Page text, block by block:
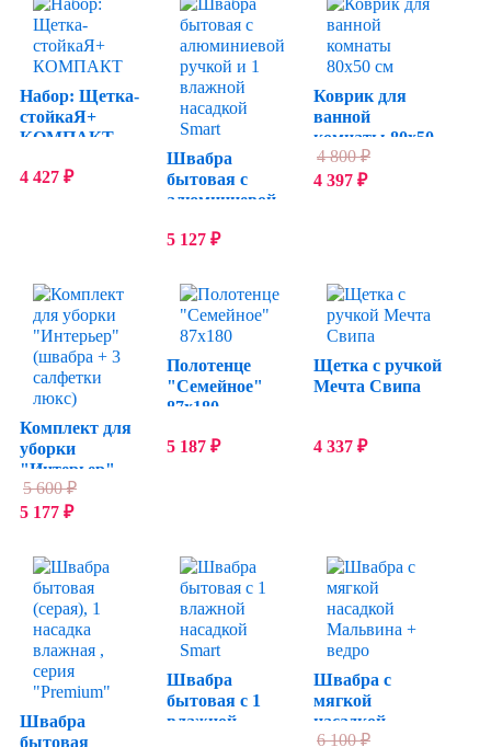
Набор: Щетка-
стойкаЯ+
КОМПАКТ
4 427 ₽
Швабра
бытовая с
алюминиевой
влажной
5 127 ₽
Коврик для
ванной
комнаты 80х50
см
4 800₽
4 397 ₽
Комплект для
уборки
"Интерьер"
(швабра + 3
салфетки люкс)
5 600₽
5 177 ₽
Полотенце
"Семейное"
87х180
5 187 ₽
Щетка с ручкой
Мечта Свипа
4 337 ₽
Швабра
бытовая
Швабра
бытовая с 1
влажной
Швабра с
мягкой
насадкой
Мальвина +
6 100₽